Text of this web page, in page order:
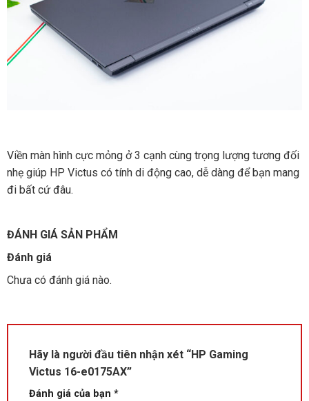
Viền màn hình cực mỏng ở 3 cạnh cùng trọng lượng tương đối
nhẹ giúp HP Victus có tính di động cao, dễ dàng để bạn mang
đi bất cứ đâu.
ĐÁNH GIÁ SẢN PHẨM
Đánh giá
Chưa có đánh giá nào.
Hãy là người đầu tiên nhận xét “HP Gaming
Victus 16-e0175AX”
Đánh giá của bạn *